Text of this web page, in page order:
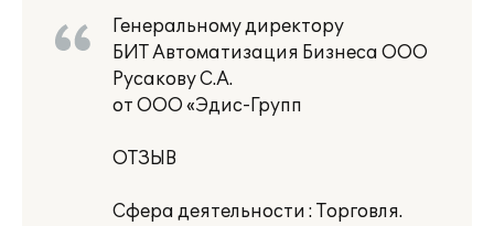
Генеральному директору
БИТ Автоматизация Бизнеса ООО
Русакову С.А.
от ООО «Эдис-Групп
ОТЗЫВ
Сфера деятельности : Торговля.